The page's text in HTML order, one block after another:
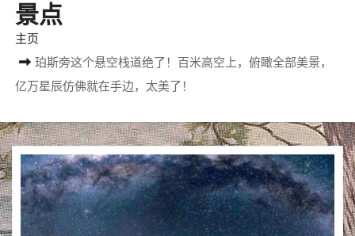
景点
主页
珀斯旁这个悬空栈道绝了！百米高空上，俯瞰全部美景，
亿万星辰仿佛就在手边，太美了！